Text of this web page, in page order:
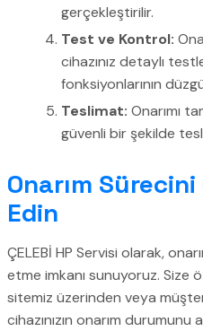
gerçekleştirilir.
Test ve Kontrol:
cihazınız detaylı
fonksiyonlarının
Teslimat: Onarımı
güvenli bir şekilde
Onarım
Edin
ÇELEBİ HP Servisi olarak,
etme imkanı sunuyoruz. Size
sitemiz üzerinden veya
cihazınızın onarım